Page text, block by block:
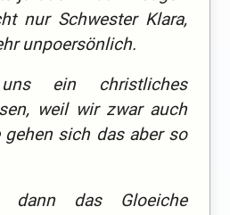
nur Schwester Klara,
unpoersönlich.
ein christliches
weil wir zwar auch
sich das aber so
das Gloeiche